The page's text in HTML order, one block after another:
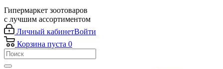
Гипермаркет зоотоваров
с лучшим ассортиментом
Личный кабинетВойти
Корзина пуста 0